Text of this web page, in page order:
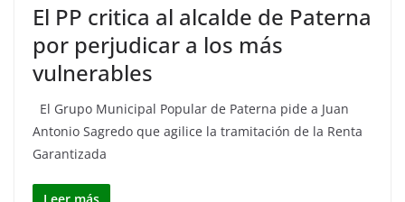
El PP critica al alcalde de Paterna
por perjudicar a los más
vulnerables
El Grupo Municipal Popular de Paterna pide a Juan
Antonio Sagredo que agilice la tramitación de la Renta
Garantizada
Leer más